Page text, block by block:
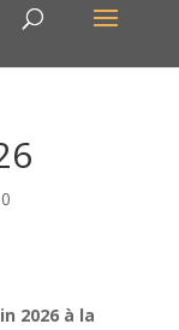
0
2026 à la